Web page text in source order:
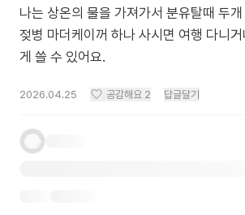
나는 상온의 물을 가져가서 분유탈때 두
젖병 마더케이꺼 하나 사시면 여행 다니
게 쓸 수 있어요.
2026.04.25 공감해요 2 답글달기